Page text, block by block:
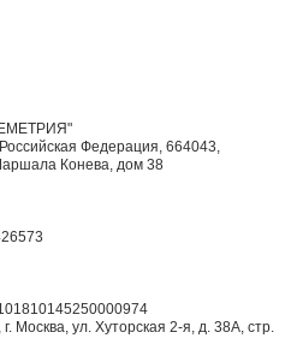
Федерация, 664043,
Конева, дом 38
Москва, ул. Хуторская 2-я, д. 38А, стр.